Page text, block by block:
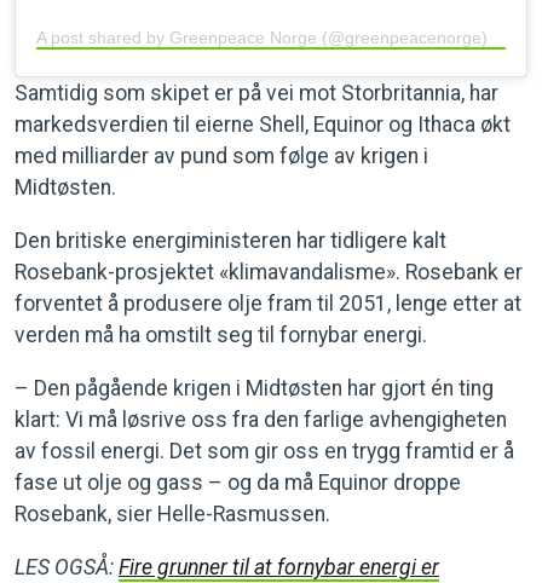
A post shared by Greenpeace Norge (@greenpeacenorge)
Samtidig som skipet er på vei mot Storbritannia, har
markedsverdien til eierne Shell, Equinor og Ithaca økt
med milliarder av pund som følge av krigen i
Midtøsten.
Den britiske energiministeren har tidligere kalt
Rosebank-prosjektet «klimavandalisme». Rosebank er
forventet å produsere olje fram til 2051, lenge etter at
verden må ha omstilt seg til fornybar energi.
– Den pågående krigen i Midtøsten har gjort én ting
klart: Vi må løsrive oss fra den farlige avhengigheten
av fossil energi. Det som gir oss en trygg framtid er å
fase ut olje og gass – og da må Equinor droppe
Rosebank, sier Helle-Rasmussen.
LES OGSÅ: Fire grunner til at fornybar energi er